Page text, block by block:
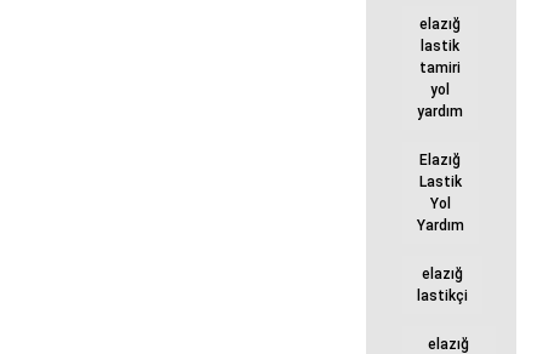
elazığ
lastik
tamiri
yol
yardım
Elazığ
Lastik
Yol
Yardım
elazığ
lastikçi
elazığ